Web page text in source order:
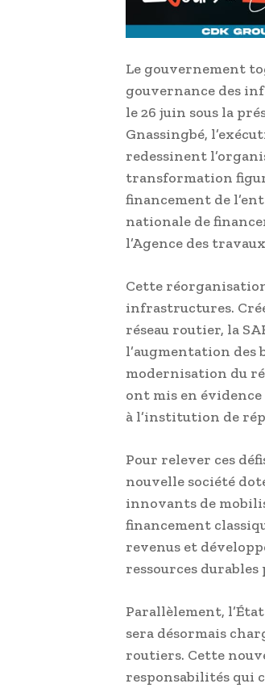
Le gouvernement
gouvernance des
le 26 juin sous la
Gnassingbé,
redessinent
transformation
financement de
nationale de
l’Agence des
Cette
infrastructures.
réseau routier, la
l’augmentation des
modernisation du
ont mis en
à l’institution de
Pour relever ces
nouvelle société
innovants de
financement
revenus et
ressources
Parallèlement, l’État
sera désormais
routiers. Cette
responsabilités qui